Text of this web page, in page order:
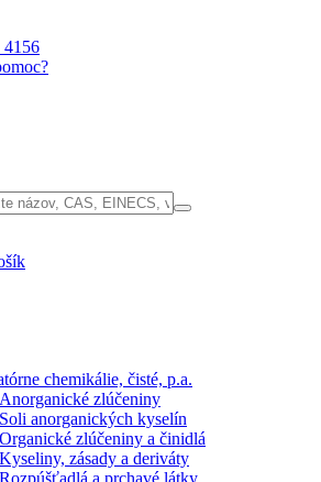
4156
chemikálie, čisté, p.a.
Anorganické zlúčeniny
Soli anorganických kyselín
Organické zlúčeniny a činidlá
Kyseliny, zásady a deriváty
Rozpúšťadlá a prchavé látky